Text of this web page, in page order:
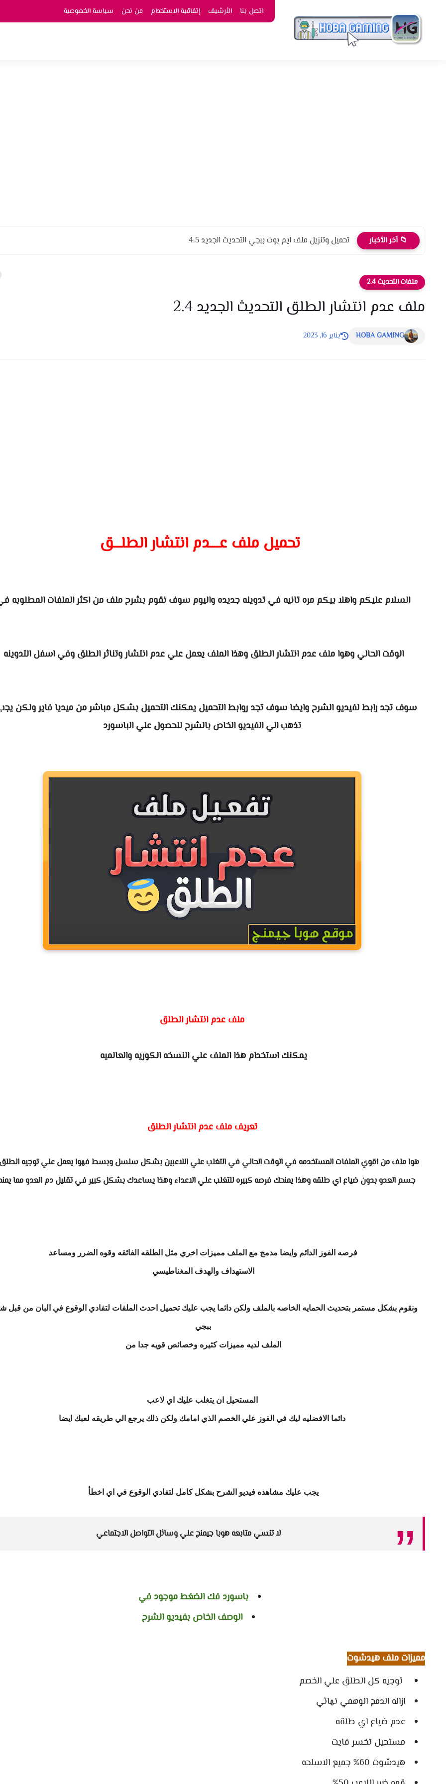
اتصل بنا الأرشيف إتفاقية الاستخدام من نحن سياسة الخصوصية
📁 آخر الأخبار تحميل وتنزيل ملف ايم بوت ببجي التحديث الجديد 4.5
ملفات التحديث 2.4
ملف عدم انتشار الطلق التحديث الجديد 2.4
HOBA GAMING يناير 16, 2023
تحميل ملف عــــدم انتشار الطلـــق
السلام عليكم واهلا بيكم مره تانيه في تدوينه جديده واليوم سوف نقوم بشرح ملف من اكثر الملفات المطلوبه
الوقت الحالي وهوا ملف عدم انتشار الطلق وهذا الملف يعمل علي عدم انتشار وتناثر الطلق وفي اسفل التدوينه
سوف تجد رابط لفيديو الشرح وايضا سوف تجد روابط التحميل يمكنك التحميل بشكل مباشر من ميديا فاير ولكن
تذهب الي الفيديو الخاص بالشرح للحصول علي الباسورد
ملف عدم انتشار الطلق
يمكنك استخدام هذا الملف علي النسخه الكوريه والعالميه
تعريف ملف عدم انتشار الطلق
هوا ملف من اقوي الملفات المستخدمه في الوقت الحالي في التغلب علي اللاعبين بشكل سلسل وبسط فهوا يعمل علي توجيه
جسم العدو بدون ضياع اي طلقه وهذا يمنحك فرصه كبيره للتغلب علي الاعداء وهذا يساعدك بشكل كبير في تقليل دم العدو مما
فرصه الفوز الدائم وايضا مدمج مع الملف مميزات اخري مثل الطلقه الفائقه وقوه الضرر ومساعد
الاستهداف والهدف المغناطيسي
ونقوم بشكل مستمر بتحديث الحمايه الخاصه بالملف ولكن دائما يجب عليك تحميل احدث الملفات لتفادي الوقوع في البان من قبل
ببجي
الملف لديه مميزات كثيره وخصائص قويه جدا من
المستحيل ان يتغلب عليك اي لاعب
دائما الافضليه ليك في الفوز علي الخصم الذي امامك ولكن ذلك يرجع الي طريقه لعبك ايضا
يجب عليك مشاهده فيديو الشرح بشكل كامل لتفادي الوقوع في اي اخطأ
لا تنسي متابعه هوبا جيمنج علي وسائل التواصل الاجتماعي
باسورد فك الضغط موجود في
الوصف الخاص بفيديو الشرح
مميزات ملف هيدشوت
توجيه كل الطلق علي الخصم
ازاله الدمج الوهمي نهائي
عدم ضياع اي طلقه
مستحيل تخسر فايت
هيدشوت 60% جميع الاسلحه